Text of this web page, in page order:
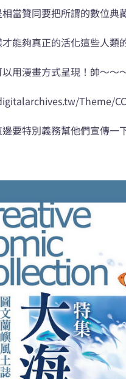
當贊同要把所謂的數位典
能夠真正的活化這些人類
用漫畫方式呈現！帥～～
Theme/
要特別義務幫他們宣傳一